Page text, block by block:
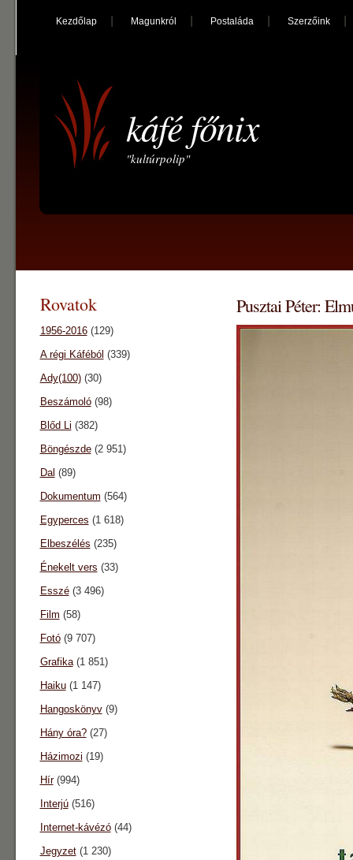
Kezdőlap Magunkról Postaláda Szerzőink
káfé főnix
"kultúrpolip"
Pusztai Péter:
Rovatok
1956-2016(129)
A régi Káféból (339)
Ady(100)(30)
Beszámoló(98)
Blőd Li (382)
Böngészde(2 951)
Dal (89)
Dokumentum (564)
Egyperces (1 618)
Elbeszélés (235)
Énekelt vers (33)
Esszé(3 496)
Film (58)
Fotó(9 707)
Grafika(1 851)
Haiku(1 147)
Hangoskönyv(9)
Hány óra?(27)
Házimozi (19)
Hír(994)
Interjú(516)
Internet-kávézó(44)
Jegyzet(1 230)